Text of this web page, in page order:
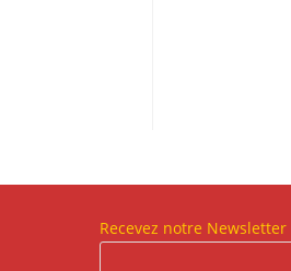
Recevez notre Newsletter